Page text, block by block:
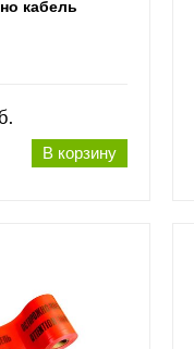
кабель
В корзину